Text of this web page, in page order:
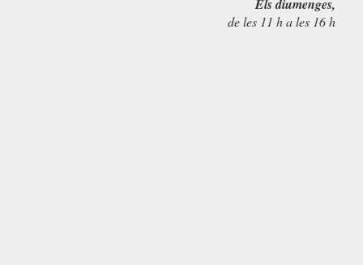
Els diumenges,
de les 11 h a les 16 h